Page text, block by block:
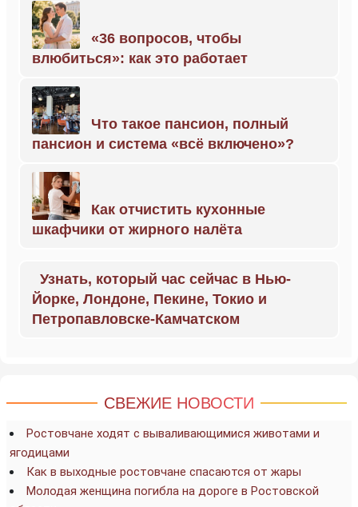
«36 вопросов, чтобы
влюбиться»: как это работает
Что такое пансион, полный
пансион и система «всё включено»?
Как отчистить кухонные
шкафчики от жирного налёта
Узнать, который час сейчас в Нью-
Йорке, Лондоне, Пекине, Токио и
Петропавловске-Камчатском
СВЕЖИЕ НОВОСТИ
Ростовчане ходят с вываливающимися животами и
ягодицами
Как в выходные ростовчане спасаются от жары
Молодая женщина погибла на дороге в Ростовской